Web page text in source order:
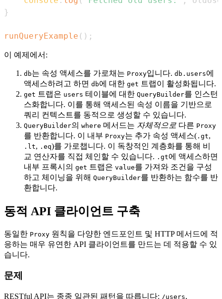
}
runQueryExample ( ) ;
이 예제에서:
db는 속성 액세스를 가로채는 Proxy입니다. db.users에
액세스하려고 하면 db에 대한 get 트랩이 활성화됩니다.
get 트랩은 users 테이블에 대한 QueryBuilder를 인스턴
스화합니다. 이를 통해 액세스된 속성 이름을 기반으로
쿼리 컨텍스트를 동적으로 생성할 수 있습니다.
QueryBuilder의 where 메서드는 자체적으로 다른 Proxy
를 반환합니다. 이 내부 Proxy는 추가 속성 액세스( .gt,
.lt, .eq)를 가로챕니다. 이 독창적인 계층화를 통해 비
교 연산자를 직접 체인할 수 있습니다. .gt에 액세스하면
내부 프록시의 get 트랩은 value를 가져와 조건을 구성
하고 체이닝을 위해 QueryBuilder를 반환하는 함수를 반
환합니다.
동적 API 클라이언트 구축
동일한 Proxy 원칙을 다양한 엔드포인트 및 HTTP 메서드에 적
응하는 매우 유연한 API 클라이언트를 만드는 데 적용할 수 있
습니다.
문제
RESTful API는 종종 일관된 패턴을 따릅니다: /users,